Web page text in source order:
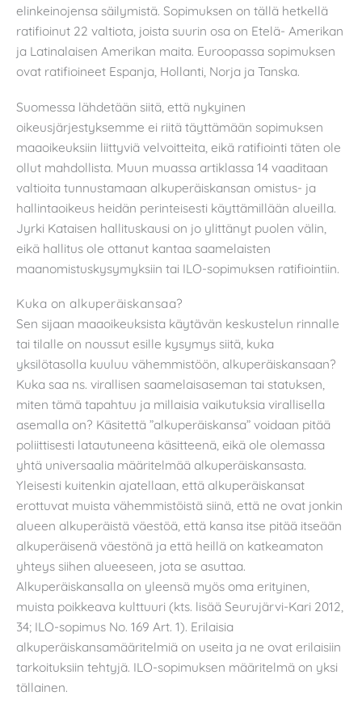
elinkeinojensa säilymistä. Sopimuksen on tällä hetkellä
ratifioinut 22 valtiota, joista suurin osa on Etelä- Amerikan
ja Latinalaisen Amerikan maita. Euroopassa sopimuksen
ovat ratifioineet Espanja, Hollanti, Norja ja Tanska.
Suomessa lähdetään siitä, että nykyinen
oikeusjärjestyksemme ei riitä täyttämään sopimuksen
maaoikeuksiin liittyviä velvoitteita, eikä ratifiointi täten ole
ollut mahdollista. Muun muassa artiklassa 14 vaaditaan
valtioita tunnustamaan alkuperäiskansan omistus- ja
hallintaoikeus heidän perinteisesti käyttämillään alueilla.
Jyrki Kataisen hallituskausi on jo ylittänyt puolen välin,
eikä hallitus ole ottanut kantaa saamelaisten
maanomistuskysymyksiin tai ILO-sopimuksen ratifiointiin.
Kuka on alkuperäiskansaa?
Sen sijaan maaoikeuksista käytävän keskustelun rinnalle
tai tilalle on noussut esille kysymys siitä, kuka
yksilötasolla kuuluu vähemmistöön, alkuperäiskansaan?
Kuka saa ns. virallisen saamelaisaseman tai statuksen,
miten tämä tapahtuu ja millaisia vaikutuksia virallisella
asemalla on? Käsitettä ”alkuperäiskansa” voidaan pitää
poliittisesti latautuneena käsitteenä, eikä ole olemassa
yhtä universaalia määritelmää alkuperäiskansasta.
Yleisesti kuitenkin ajatellaan, että alkuperäiskansat
erottuvat muista vähemmistöistä siinä, että ne ovat jonkin
alueen alkuperäistä väestöä, että kansa itse pitää itseään
alkuperäisenä väestönä ja että heillä on katkeamaton
yhteys siihen alueeseen, jota se asuttaa.
Alkuperäiskansalla on yleensä myös oma erityinen,
muista poikkeava kulttuuri (kts. lisää Seurujärvi-Kari 2012,
34; ILO-sopimus No. 169 Art. 1). Erilaisia
alkuperäiskansamääritelmiä on useita ja ne ovat erilaisiin
tarkoituksiin tehtyjä. ILO-sopimuksen määritelmä on yksi
tällainen.